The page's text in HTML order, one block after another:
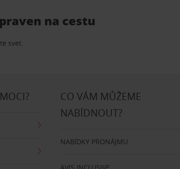
na cestu
svet.
CO VÁM MŮŽEME
NABÍDNOUT?
NABÍDKY PRONÁJMU